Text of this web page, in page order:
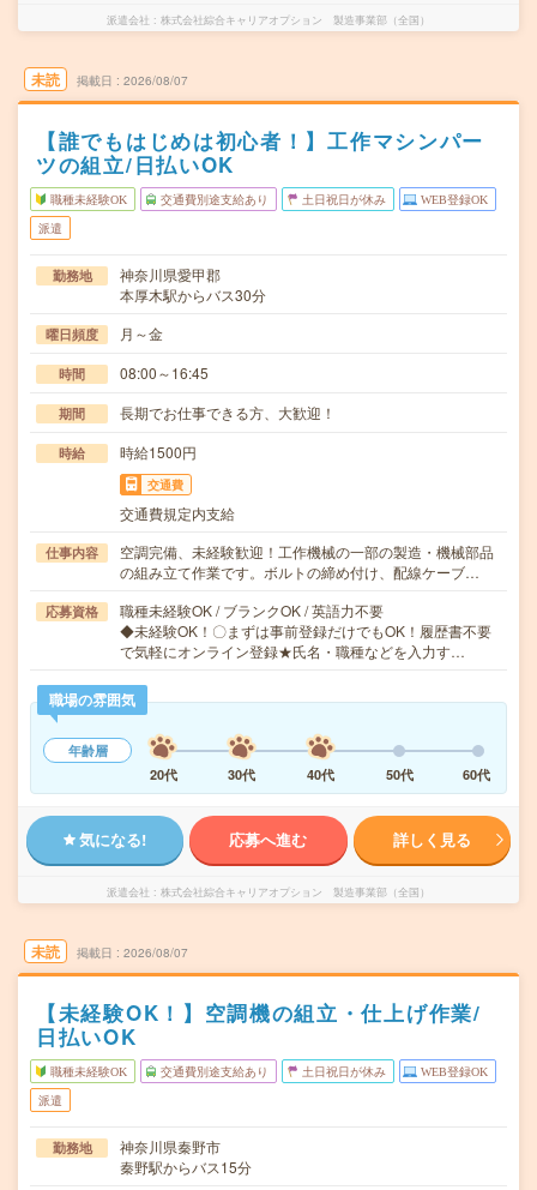
派遣会社 株式会社綜合キャリアオプション 製造事業部（全国）
未読 掲載日 2026/08/07
【誰でもはじめは初心者！】工作マシンパー
ツの組立/日払いOK
職種未経験OK 交通費別途支給あり 土日祝日が休み WEB登録OK
派遣
勤務地
神奈川県愛甲郡
本厚木駅からバス30分
曜日頻度 月～金
時間 08:00～16:45
期間 長期でお仕事できる方、大歓迎！
時給 時給1500円
交通費
交通費規定内支給
仕事内容
空調完備、未経験歓迎！工作機械の一部の製造・機械部品
の組み立て作業です。ボルトの締め付け、配線ケーブ…
応募資格
職種未経験OK / ブランクOK / 英語力不要
◆未経験OK！〇まずは事前登録だけでもOK！履歴書不要
で気軽にオンライン登録★氏名・職種などを入力す…
職場の雰囲気
年齢層
20代
30代 40代 50代 60代
気になる! 応募へ進む 詳しく見る
派遣会社 株式会社綜合キャリアオプション 製造事業部（全国）
未読 掲載日 2026/08/07
【未経験OK！】空調機の組立・仕上げ作業/
日払いOK
職種未経験OK 交通費別途支給あり 土日祝日が休み WEB登録OK
派遣
勤務地
神奈川県秦野市
秦野駅からバス15分